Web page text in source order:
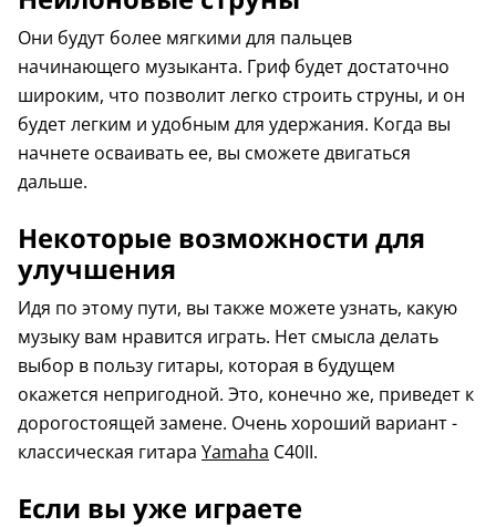
Они будут более мягкими для пальцев
начинающего музыканта. Гриф будет достаточно
широким, что позволит легко строить струны, и он
будет легким и удобным для удержания. Когда вы
начнете осваивать ее, вы сможете двигаться
дальше.
Некоторые возможности для
улучшения
Идя по этому пути, вы также можете узнать, какую
музыку вам нравится играть. Нет смысла делать
выбор в пользу гитары, которая в будущем
окажется непригодной. Это, конечно же, приведет к
дорогостоящей замене. Очень хороший вариант -
классическая гитара Yamaha C40II.
Если вы уже играете